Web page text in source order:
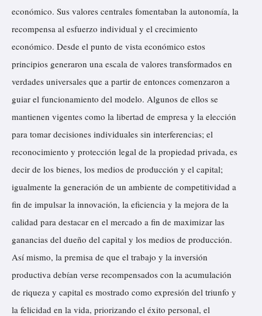
económico. Sus valores centrales fomentaban la autonomía, la
recompensa al esfuerzo individual y el crecimiento
económico. Desde el punto de vista económico estos
principios generaron una escala de valores transformados en
verdades universales que a partir de entonces comenzaron a
guiar el funcionamiento del modelo. Algunos de ellos se
mantienen vigentes como la libertad de empresa y la elección
para tomar decisiones individuales sin interferencias; el
reconocimiento y protección legal de la propiedad privada, es
decir de los bienes, los medios de producción y el capital;
igualmente la generación de un ambiente de competitividad a
fin de impulsar la innovación, la eficiencia y la mejora de la
calidad para destacar en el mercado a fin de maximizar las
ganancias del dueño del capital y los medios de producción.
Así mismo, la premisa de que el trabajo y la inversión
productiva debían verse recompensados con la acumulación
de riqueza y capital es mostrado como expresión del triunfo y
la felicidad en la vida, priorizando el éxito personal, el